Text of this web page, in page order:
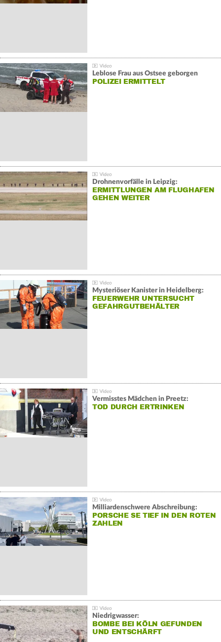
Leblose Frau aus Ostsee geborgen
POLIZEI ERMITTELT
Drohnenvorfälle in Leipzig:
ERMITTLUNGEN AM FLUGHAFEN
GEHEN WEITER
Mysteriöser Kanister in Heidelberg:
FEUERWEHR UNTERSUCHT
GEFAHRGUTBEHÄLTER
Vermisstes Mädchen in Preetz:
TOD DURCH ERTRINKEN
Milliardenschwere Abschreibung:
PORSCHE SE TIEF IN DEN ROTEN
ZAHLEN
Niedrigwasser:
BOMBE BEI KÖLN GEFUNDEN
UND ENTSCHÄRFT